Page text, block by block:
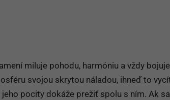
miluje pohodu, harmóniu a vždy
svojou skrytou náladou, ihneď to
pocity dokáže prežiť spolu s ním. Ak